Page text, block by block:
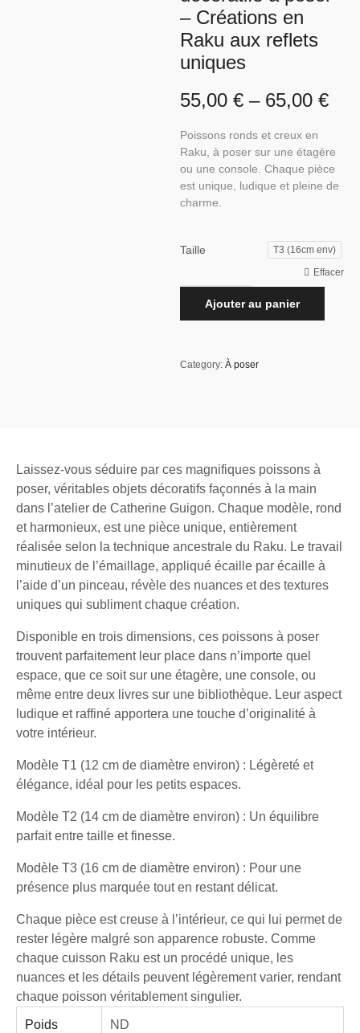
– Créations en
Raku aux reflets
uniques
55,00 € – 65,00 €
Poissons ronds et creux en
Raku, à poser sur une étagère
ou une console. Chaque pièce
est unique, ludique et pleine de
charme.
Taille
T3 (16cm env)
Effacer
Ajouter au panier
Category: À poser
Laissez-vous séduire par ces magnifiques poissons à
poser, véritables objets décoratifs façonnés à la main
dans l’atelier de Catherine Guigon. Chaque modèle, rond
et harmonieux, est une pièce unique, entièrement
réalisée selon la technique ancestrale du Raku. Le travail
minutieux de l’émaillage, appliqué écaille par écaille à
l’aide d’un pinceau, révèle des nuances et des textures
uniques qui subliment chaque création.
Disponible en trois dimensions, ces poissons à poser
trouvent parfaitement leur place dans n’importe quel
espace, que ce soit sur une étagère, une console, ou
même entre deux livres sur une bibliothèque. Leur aspect
ludique et raffiné apportera une touche d’originalité à
votre intérieur.
Modèle T1 (12 cm de diamètre environ) : Légèreté et
élégance, idéal pour les petits espaces.
Modèle T2 (14 cm de diamètre environ) : Un équilibre
parfait entre taille et finesse.
Modèle T3 (16 cm de diamètre environ) : Pour une
présence plus marquée tout en restant délicat.
Chaque pièce est creuse à l’intérieur, ce qui lui permet de
rester légère malgré son apparence robuste. Comme
chaque cuisson Raku est un procédé unique, les
nuances et les détails peuvent légèrement varier, rendant
chaque poisson véritablement singulier.
Poids ND